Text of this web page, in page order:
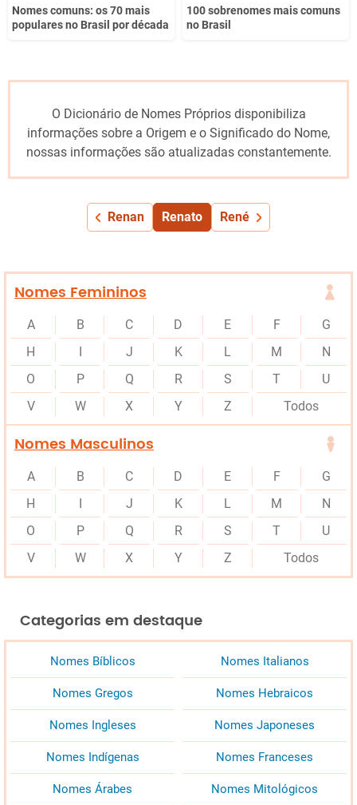
Nomes comuns: os 70 mais
populares no Brasil por década
100 sobrenomes mais comuns
no Brasil
O Dicionário de Nomes Próprios disponibiliza
informações sobre a Origem e o Significado do Nome,
nossas informações são atualizadas constantemente.
Renan Renato René
Nomes Femininos
A B C D E F
G
H
I J K L M
N
O
P Q R S T
U
V
W X Y Z Todos
Nomes Masculinos
A B C D E F
G
H
I J K L M
N
O
P Q R S T
U
V
W X Y Z Todos
Categorias em destaque
Nomes Bíblicos Nomes Italianos
Nomes Gregos Nomes Hebraicos
Nomes Ingleses Nomes Japoneses
Nomes Indígenas Nomes Franceses
Nomes Árabes Nomes Mitológicos